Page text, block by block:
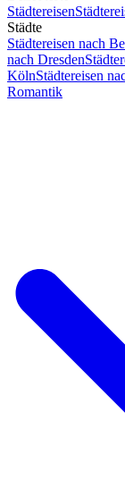
Städtereisen
Städte
Städtereisen nach
nach Dresden
KölnStädtereisen
Romantik